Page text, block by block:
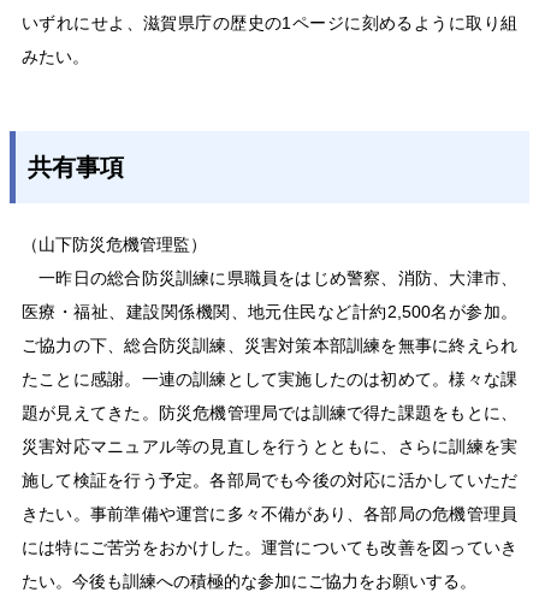
いずれにせよ、滋賀県庁の歴史の1ページに刻めるように取り組
みたい。
共有事項
（山下防災危機管理監）
一昨日の総合防災訓練に県職員をはじめ警察、消防、大津市、
医療・福祉、建設関係機関、地元住民など計約2,500名が参加。
ご協力の下、総合防災訓練、災害対策本部訓練を無事に終えられ
たことに感謝。一連の訓練として実施したのは初めて。様々な課
題が見えてきた。防災危機管理局では訓練で得た課題をもとに、
災害対応マニュアル等の見直しを行うとともに、さらに訓練を実
施して検証を行う予定。各部局でも今後の対応に活かしていただ
きたい。事前準備や運営に多々不備があり、各部局の危機管理員
には特にご苦労をおかけした。運営についても改善を図っていき
たい。今後も訓練への積極的な参加にご協力をお願いする。